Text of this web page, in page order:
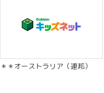
＊＊オーストラリア（連邦）